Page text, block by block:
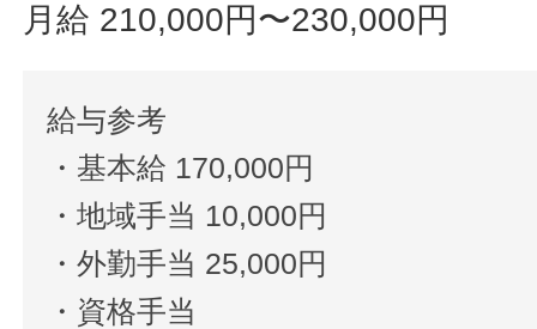
月給 210,000円〜230,000円
給与参考
・基本給 170,000円
・地域手当 10,000円
・外勤手当 25,000円
・資格手当